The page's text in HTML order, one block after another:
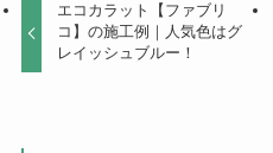
エコカラット【ファブリ
コ】の施工例｜人気色はグ
レイッシュブルー！